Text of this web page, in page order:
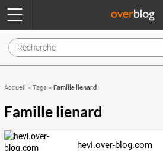
Accueil » Tags » Famille lienard
Famille lienard
hevi.over-blog.com